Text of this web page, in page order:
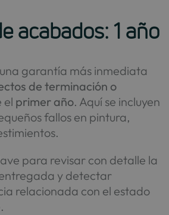
acabados: 1 año
garantía más inmediata
de terminación o
el primer año. Aquí se incluyen
fallos en pintura,
para revisar con detalle la
y detectar
relacionada con el estado